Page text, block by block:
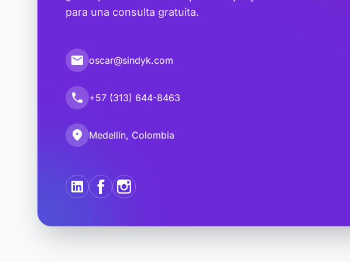
para una consulta gratuita.
email oscar@sindyk.com
call +57 (313) 644-8463
location_on Medellín, Colombia